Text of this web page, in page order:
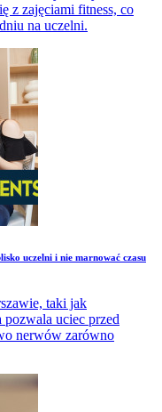
z zajęciami fitness, co
na uczelni.
uczelni i nie marnować czasu
taki jak
pozwala uciec przed
nerwów zarówno